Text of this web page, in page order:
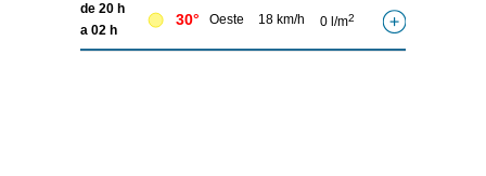
de 20 h
a 02 h
30° Oeste 18 km/h 0 l/m2